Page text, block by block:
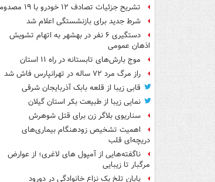
تشریح جزئیات تصادف ۱۲ خودرو با ۱۹ مصدوم
شرط جدید برای بازنشستگی اعلام شد
دستگیری ۶ نفر در بهشهر به اتهام تشویش
اذهان عمومی
موج بارش‌های تابستانه در راه ۱۱ استان
راز مرگ مرد ۷۲ ساله در تهرانپارس فاش شد
قابی زیبا از قلعه بابک آذربایجان شرقی
نمایی زیبا از طبیعت بکر استان گیلان
سناریوی بلاگر زن برای قتل شوهرش
اهمیت تشخیص زودهنگام بیماری‌های
دریچه‌ای قلب
ناگفته‌هایی از آمپول های لاغری؛ از عوارض
مرگبار تا زیبایی
پایان تلخ یک نزاع خانوادگی در دورود